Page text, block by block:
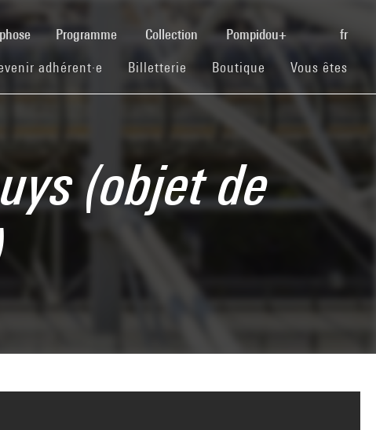
(current)Programme Collection Pompidou+ fr
adhérent·e (current)
Billetterie (current)
Boutique (current)
Vous êtes
(objet de